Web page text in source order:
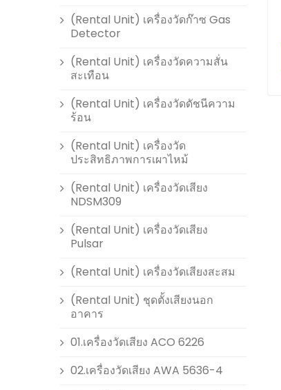
(Rental Unit) เครื่องวัดก๊าซ Gas
Detector
(Rental Unit) เครื่องวัดความสั่น
สะเทือน
(Rental Unit) เครื่องวัดดัชนีความ
ร้อน
(Rental Unit) เครื่องวัด
ประสิทธิภาพการเผาไหม้
(Rental Unit) เครื่องวัดเสียง
NDSM309
(Rental Unit) เครื่องวัดเสียง
Pulsar
(Rental Unit) เครื่องวัดเสียงสะสม
(Rental Unit) ชุดตั้งเสียงนอก
อาคาร
01.เครื่องวัดเสียง ACO 6226
02.เครื่องวัดเสียง AWA 5636-4